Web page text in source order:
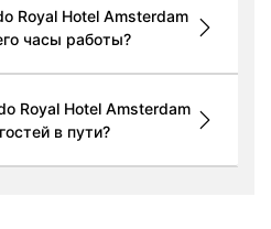
Royal Hotel Amsterdam
часы работы?
Royal Hotel Amsterdam
в пути?